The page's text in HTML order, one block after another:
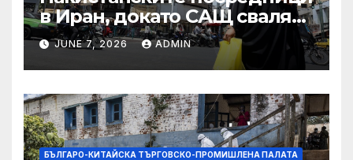
в Иран, докато САЩ свалят
дронове, Ливан търси мир
JUNE 7, 2026 ADMIN
БЪЛГАРО-КИТАЙСКА ТЪРГОВСКО-ПРОМИШЛЕНА ПАЛАТА